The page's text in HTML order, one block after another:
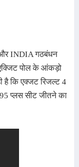
INDIA गठबंधन
एक्जिट पोल के आंकड़ो
है कि एक्जट रिजल्ट 4
प्लस सीट जीतने का